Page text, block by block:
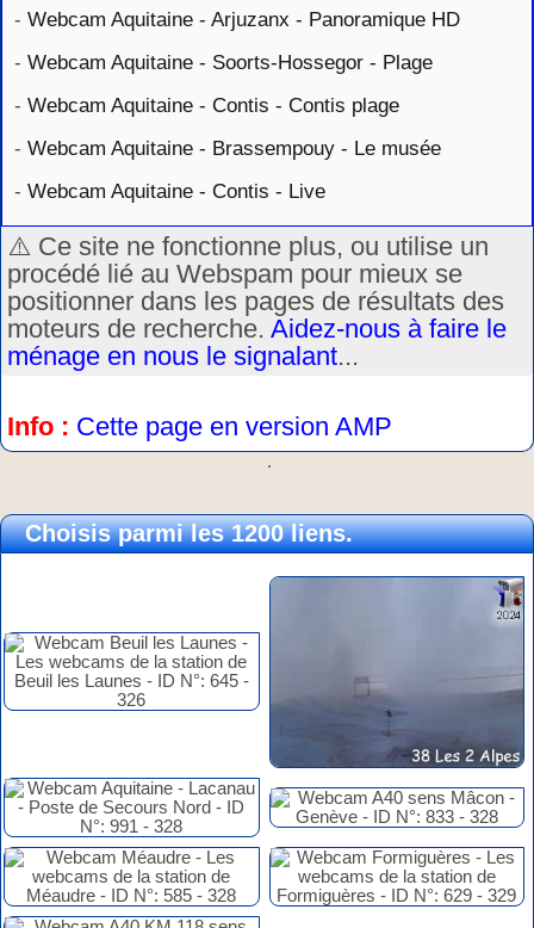
- Webcam Aquitaine - Arjuzanx - Panoramique HD
- Webcam Aquitaine - Soorts-Hossegor - Plage
- Webcam Aquitaine - Contis - Contis plage
- Webcam Aquitaine - Brassempouy - Le musée
- Webcam Aquitaine - Contis - Live
⚠️ Ce site ne fonctionne plus, ou utilise un
procédé lié au Webspam pour mieux se
positionner dans les pages de résultats des
moteurs de recherche. Aidez-nous à faire le
ménage en nous le signalant...
Info : Cette page en version AMP
.
Choisis parmi les 1200 liens.